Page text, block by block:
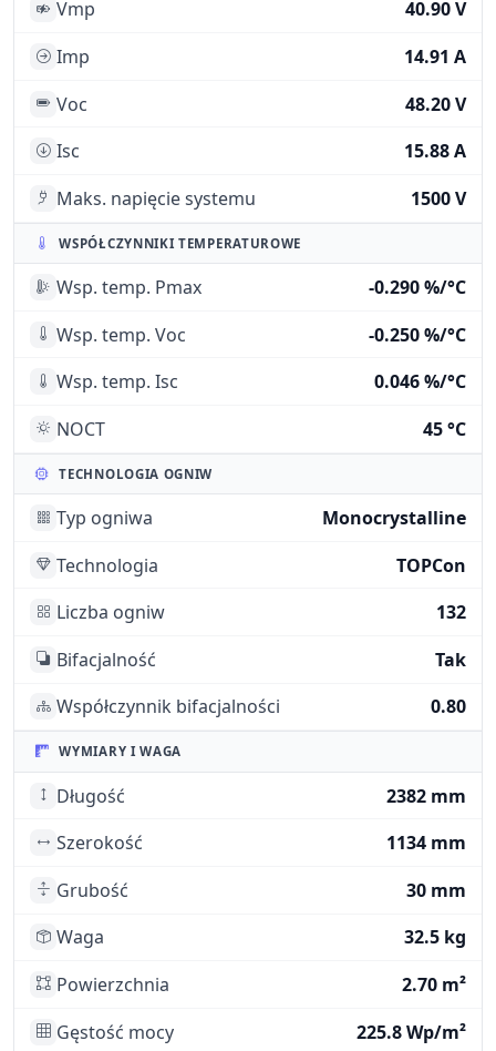
Vmp
40.90 V
Imp
14.91 A
Voc
48.20 V
Isc
15.88 A
Maks. napięcie systemu
1500 V
WSPÓŁCZYNNIKI TEMPERATUROWE
Wsp. temp. Pmax
-0.290 %/°C
Wsp. temp. Voc
-0.250 %/°C
Wsp. temp. Isc
0.046 %/°C
NOCT
45 °C
TECHNOLOGIA OGNIW
Typ ogniwa
Monocrystalline
Technologia
TOPCon
Liczba ogniw
132
Bifacjalność
Tak
Współczynnik bifacjalności
0.80
WYMIARY I WAGA
Długość
2382 mm
Szerokość
1134 mm
Grubość
30 mm
Waga
32.5 kg
Powierzchnia
2.70 m²
Gęstość mocy
225.8 Wp/m²